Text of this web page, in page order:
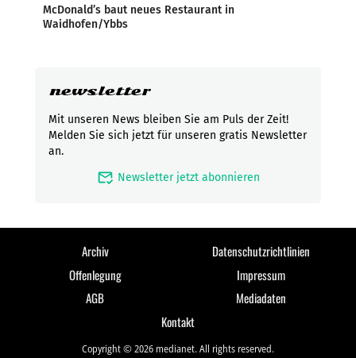
McDonald’s baut neues Restaurant in
Waidhofen/Ybbs
newsletter
Mit unseren News bleiben Sie am Puls der Zeit!
Melden Sie sich jetzt für unseren gratis Newsletter
an.
mark_email_read Newsletter jetzt abonnieren
Archiv
Datenschutzrichtlinien
Offenlegung
Impressum
AGB
Mediadaten
Kontakt
Copyright © 2026 medianet. All rights reserved.